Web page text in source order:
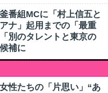
番組MCに「村上信五と
ナ」起用までの「最重
別のタレントと東京の
補に
性たちの「片思い」“あ